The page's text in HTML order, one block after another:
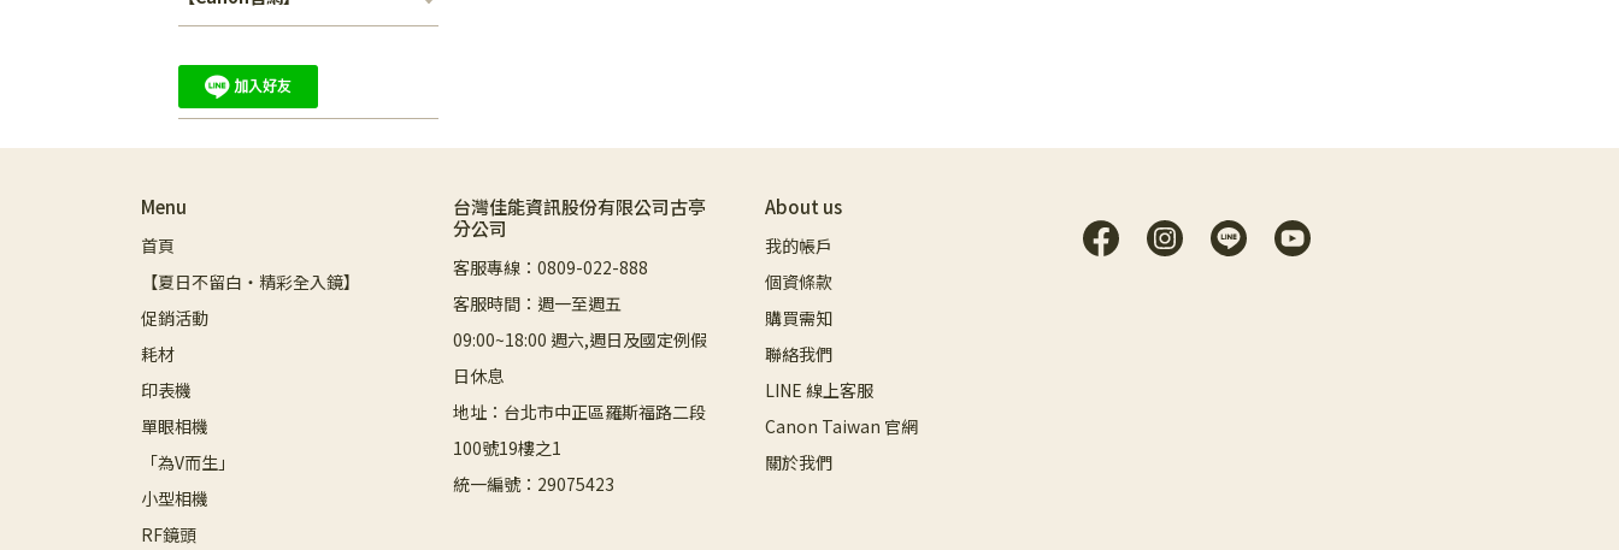
Menu
首頁
【夏日不留白・精彩全入鏡】
促銷活動
耗材
印表機
單眼相機
「為V而生」
小型相機
RF鏡頭
台灣佳能資訊股份有限公司古亭
分公司
客服專線：0809-022-888
客服時間：週一至週五
09:00~18:00 週六,週日及國定例假
日休息
地址：台北市中正區羅斯福路二段
100號19樓之1
統一編號：29075423
About us
我的帳戶
個資條款
購買需知
聯絡我們
LINE 線上客服
Canon Taiwan 官網
關於我們